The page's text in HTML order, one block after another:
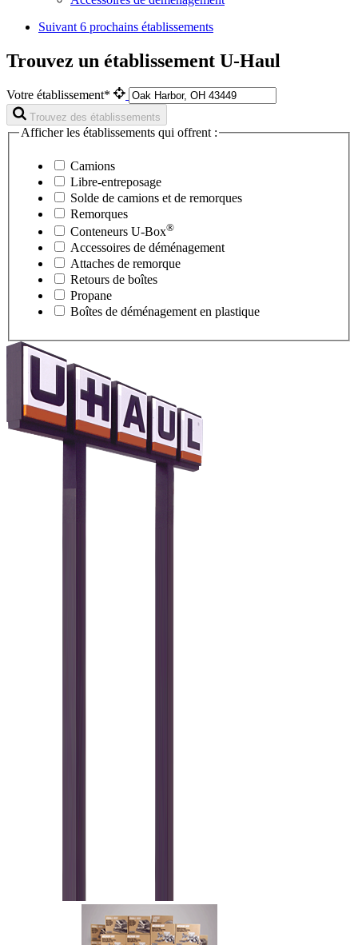
Suivant 6 prochains établissements
Trouvez un établissement U-Haul
Votre établissement*
Trouvez des établissements
Afficher les établissements qui offrent :
Camions
Libre-entreposage
Solde de camions et de remorques
Remorques
Conteneurs U-Box®
Accessoires de déménagement
Attaches de remorque
Retours de boîtes
Propane
Boîtes de déménagement en plastique